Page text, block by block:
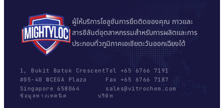
ผู้ให้บริการโซลูชันการยึดติดของคุณ กาวและ
สารซีลันต์อุตสาหกรรมสำหรับการผลิตและการ
ประกอบทั่วภูมิภาคเอเชียตะวันออกเฉียงใต้
1, Bukit Batok Crescent
#05-40 WCEGA Plaza
Singapore 658064
Tel +65 6766 7191
Fax +65 6766 7187
sales@vitrochem.com
ข้อมูลทางเทคนิค บริษัท